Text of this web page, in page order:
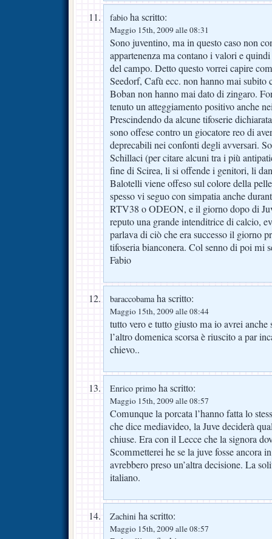
fabio ha scritto:
Maggio 15th, 2009 alle 08:31
Sono juventino, ma in questo caso non
appartenenza ma contano i valori e
del campo. Detto questo vorrei capire
Seedorf, Cafù ecc. non hanno mai subito
Boban non hanno mai dato di zingaro.
tenuto un atteggiamento positivo anche
Prescindendo da alcune tifoserie
sono offese contro un giocatore reo di
deprecabili nei confonti degli avversari.
Schillaci (per citare alcuni tra i più
fine di Scirea, li si offende i genitori, li
Balotelli viene offeso sul colore della
spesso vi seguo con simpatia anche
RTV38 o ODEON, e il giorno dopo di
reputo una grande intenditrice di calcio,
parlava di ciò che era successo il giorno
tifoseria bianconera. Col senno di poi mi
Fabio
baraccobamaha scritto:
Maggio 15th, 2009 alle 08:44
tutto vero e tutto giusto ma io avrei
l’altro domenica scorsa è riuscito a par
chievo..
Enrico primo ha scritto:
Maggio 15th, 2009 alle 08:57
Comunque la porcata l’hanno fatta lo
che dice mediavideo, la Juve deciderà
chiuse. Era con il Lecce che la signora
Scommetterei he se la juve fosse ancora
avrebbero preso un’altra decisione. La
italiano.
Zachini ha scritto:
Maggio 15th, 2009 alle 08:57